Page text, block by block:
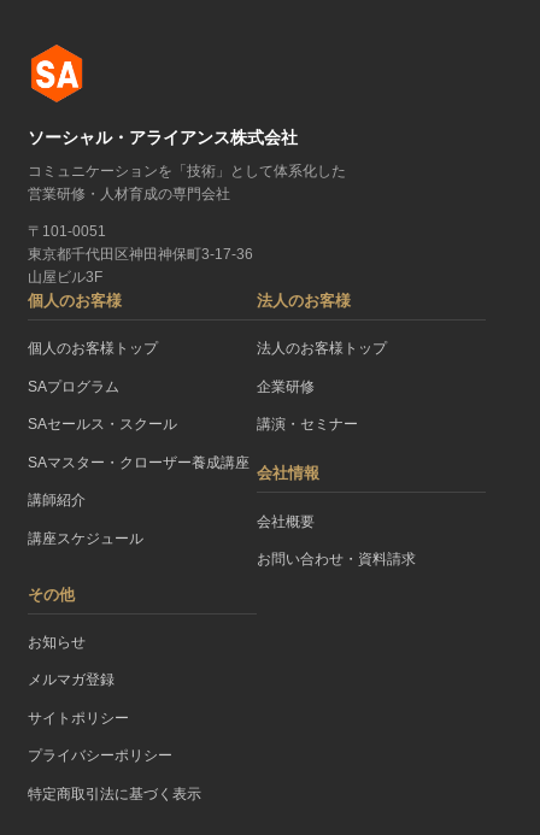
ソーシャル・アライアンス株式会社
コミュニケーションを「技術」として体系化した
営業研修・人材育成の専門会社
〒101-0051
東京都千代田区神田神保町3-17-36
山屋ビル3F
個人のお客様
個人のお客様トップ
SAプログラム
SAセールス・スクール
SAマスター・クローザー養成講座
講師紹介
講座スケジュール
法人のお客様
法人のお客様トップ
企業研修
講演・セミナー
会社情報
会社概要
お問い合わせ・資料請求
その他
お知らせ
メルマガ登録
サイトポリシー
プライバシーポリシー
特定商取引法に基づく表示